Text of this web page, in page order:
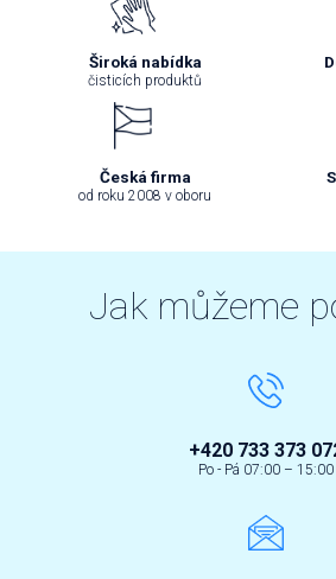
Široká nabídka
čisticích produktů
Česká firma
od roku 2008 v oboru
Jak můžeme
+420 733 373
Po - Pá 07:00 – 15:00